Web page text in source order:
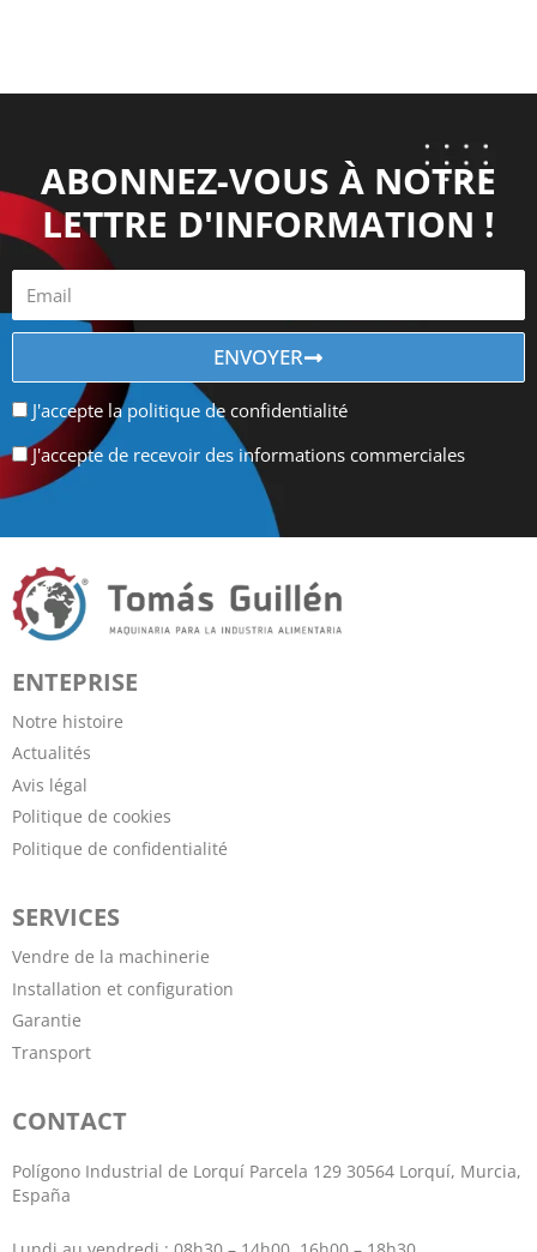
ABONNEZ-VOUS À NOTRE
LETTRE D'INFORMATION !
J'accepte la politique de confidentialité
J'accepte de recevoir des informations commerciales
ENVOYER
ENTEPRISE
Notre histoire
Actualités
Avis légal
Politique de cookies
Politique de confidentialité
SERVICES
Vendre de la machinerie
Installation et configuration
Garantie
Transport
CONTACT
Polígono Industrial de Lorquí Parcela 129 30564 Lorquí, Murcia,
España